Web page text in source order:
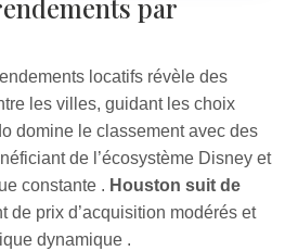
par
locatifs révèle des
les villes, guidant les choix
domine le classement avec des
de l’écosystème Disney et
constante . Houston suit de
de prix d’acquisition modérés et
dynamique .